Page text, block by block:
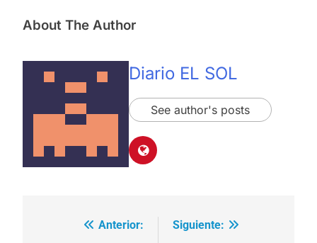
About The Author
Diario EL SOL
See author's posts
Navegación
Anterior:
Siguiente: